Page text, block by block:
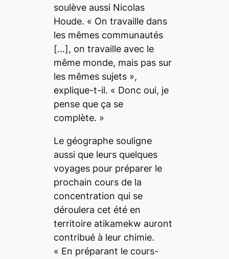
soulève aussi Nicolas
Houde. « On travaille dans
les mêmes communautés
[…], on travaille avec le
même monde, mais pas sur
les mêmes sujets »,
explique-t-il. « Donc oui, je
pense que ça se
complète. »
Le géographe souligne
aussi que leurs quelques
voyages pour préparer le
prochain cours de la
concentration qui se
déroulera cet été en
territoire atikamekw auront
contribué à leur chimie.
« En préparant le cours-